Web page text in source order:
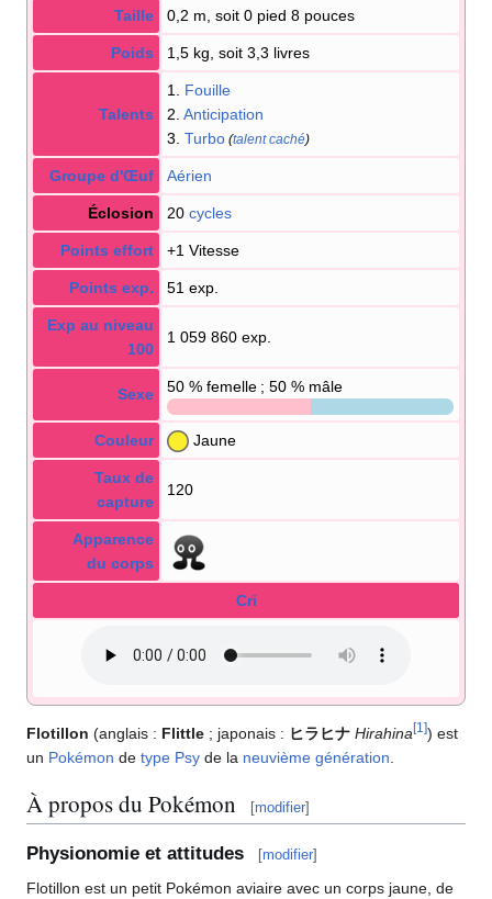
Taille 0,2 m, soit 0 pied 8 pouces
Poids 1,5 kg, soit 3,3 livres
Talents
1. Fouille
2. Anticipation
3. Turbo (talent caché)
Groupe d'Œuf Aérien
Éclosion 20 cycles
Points effort +1 Vitesse
Points exp. 51 exp.
Exp au niveau
100
1 059 860 exp.
Sexe 50 % femelle ; 50 % mâle
Couleur Jaune
Taux de
capture
120
Apparence
du corps
Cri
Flotillon (anglais : Flittle ; japonais : ヒラヒナ Hirahina [1 ]) est
un Pokémon de type Psy de la neuvième génération
À propos du Pokémon [modifier]
Physionomie et attitudes [modifier]
Flotillon est un petit Pokémon aviaire avec un corps jaune, de